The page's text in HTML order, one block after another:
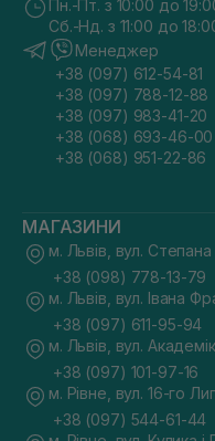
Пн.-Пт. з 10:00 до
Сб.-Нд. з 11:00 до
Менеджер
+38 (097) 612-54-81
+38 (097) 788-12-88
+38 (097) 983-41-20
+38 (068) 693-46-00
+38 (068) 951-22-86
МАГАЗИНИ
м. Львів, вул.
+38 (098) 778-13-79
м. Львів, вул. Івана
+38 (097) 611-95-94
м. Львів, вул.
+38 (097) 101-97-16
м. Рівне, вул. 16-го
+38 (097) 544-61-44